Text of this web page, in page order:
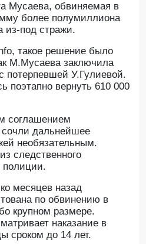
Мусаева, обвиняемая в
более полумиллиона
из-под стражи.
такое решение было
М.Мусаева заключила
потерпевшей У.Гулиевой.
поэтапно вернуть 610 000
соглашением
сочли дальнейшее
необязательным.
следственного
полиции.
месяцев назад
по обвинению в
крупном размере.
наказание в
сроком до 14 лет.